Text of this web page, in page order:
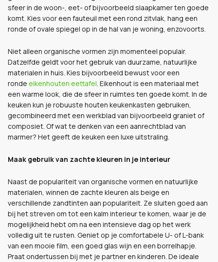
sfeer in de woon-, eet- of bijvoorbeeld slaapkamer ten goede
komt. Kies voor een fauteuil met een rond zitvlak, hang een
ronde of ovale spiegel op in de hal van je woning, enzovoorts.
Niet alleen organische vormen zijn momenteel populair.
Datzelfde geldt voor het gebruik van duurzame, natuurlijke
materialen in huis. Kies bijvoorbeeld bewust voor een
ronde eikenhouten eettafel. Eikenhout is een materiaal met
een warme look, die de sfeer in ruimtes ten goede komt. In de
keuken kun je robuuste houten keukenkasten gebruiken,
gecombineerd met een werkblad van bijvoorbeeld graniet of
composiet. Of wat te denken van een aanrechtblad van
marmer? Het geeft de keuken een luxe uitstraling.
Maak gebruik van zachte kleuren in je interieur
Naast de populariteit van organische vormen en natuurlijke
materialen, winnen de zachte kleuren als beige en
verschillende zandtinten aan populariteit. Ze sluiten goed aan
bij het streven om tot een kalm interieur te komen, waar je de
mogelijkheid hebt om na een intensieve dag op het werk
volledig uit te rusten. Geniet op je comfortabele U- of L-bank
van een mooie film, een goed glas wijn en een borrelhapje.
Praat ondertussen bij met je partner en kinderen. De ideale